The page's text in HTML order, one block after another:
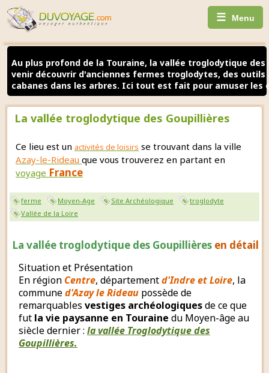
☰ Menu
Au plus profond de la Touraine, la vallée troglodytique des
venir découvrir d'anciennes fermes troglodytes, des outils
cabanes dans les arbres. Ici tout est fait pour amuser les
La vallée troglodytique des Goupillières
Ce lieu est un activités de loisirs se trouvant dans la ville
Azay-le-Rideau que vous trouverez en partant en
voyage France
ferme Moyen-Age Site Archéologique
troglodyte
Vallée de la Loire
La vallée troglodytique des Goupillières en détail
Situation et Présentation
En région Centre, départementd'Indre et Loire, la
communed'Azay le Rideau possède de
remarquables vestiges archéologiquesde ce que
fut la vie paysanne en Touraine du Moyen-âge au
siècle dernier : la vallée Troglodytique des
Goupillières.